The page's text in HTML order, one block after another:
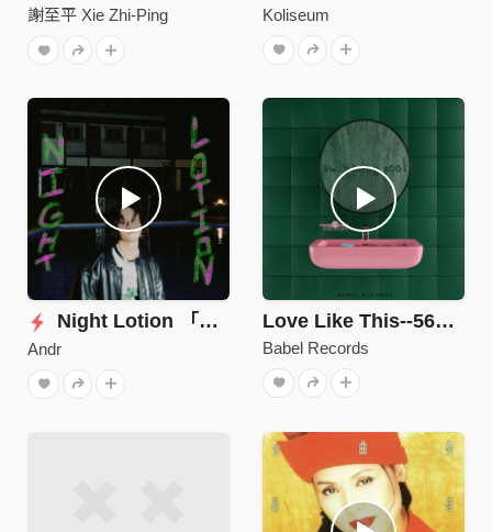
謝至平 Xie Zhi-Ping Koliseum
Night Lotion 「融」
Andr
Love Like This--56Loopy
Babel Records